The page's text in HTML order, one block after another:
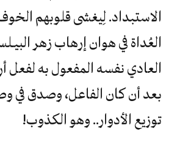
الاستبداد. لِيغشى قلوبهم
العُداة في هوان إرهاب زهر
العادي نفسه المفعول به لفعل
بعد أن كان الفاعل، وصدق في
توزيع الأدوار.. وهو الكذوب!